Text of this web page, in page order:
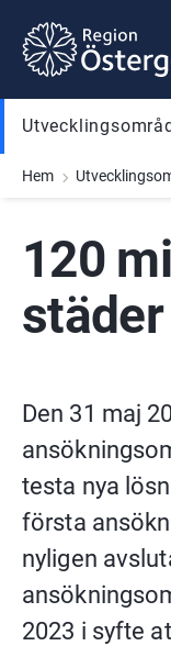
Gå till innehåll
Gå till meny
Gå till sidfot
Hem
120
städer
Den 31 maj
testa nya
första
nyligen
2023 i syfte